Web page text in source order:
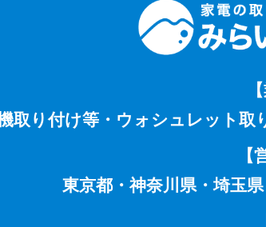
取り付け等・ウォシュレット取
【
東京都・神奈川県・埼玉